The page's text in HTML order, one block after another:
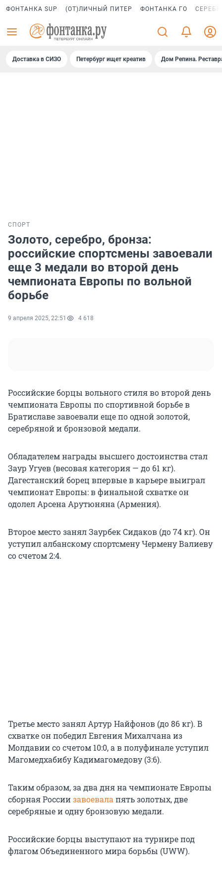
ФОНТАНКА SUP (ОТ)ЛИЧНЫЙ ПИТЕР ФОНТАНКА ГО
Доставка в СИЗО Петербург ищет креатив Дом Репина.
СПОРТ
Золото, серебро, бронза:
российские спортсмены завоевали
еще 3 медали во второй день
чемпионата Европы по вольной
борьбе
9 апреля 2025, 22:51 4 618
Российские борцы вольного стиля во второй день
чемпионата Европы по спортивной борьбе в
Братиславе завоевали еще по одной золотой,
серебряной и бронзовой медали.
Обладателем награды высшего достоинства стал
Заур Угуев (весовая категория — до 61 кг).
Дагестанский борец впервые в карьере выиграл
чемпионат Европы: в финальной схватке он
одолел Арсена Арутюняна (Армения).
Второе место занял Заурбек Сидаков (до 74 кг). Он
уступил албанскому спортсмену Чермену Валиеву
сосчетом 2:4.
Третье место занял Артур Найфонов (до 86 кг). В
схватке он победил Евгения Михалчана из
Молдавии сосчетом 10:0, а в полуфинале уступил
Магомедхабибу Кадимагомедову (3:6).
Таким образом, за два дня на чемпионате Европы
сборная Россиизавоевала пять золотых, две
серебряные и одну бронзовую медали.
Российские борцы выступают на турнире под
флагом Объединенного мира борьбы (UWW).